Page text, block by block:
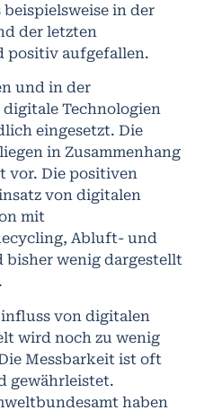
in der
der letzten
positiv aufgefallen.
und in der
Technologien
eingesetzt. Die
in Zusammenhang
vor. Die positiven
von digitalen
mit
Abluft- und
bisher wenig dargestellt
von digitalen
wird noch zu wenig
Messbarkeit ist oft
gewährleistet.
haben